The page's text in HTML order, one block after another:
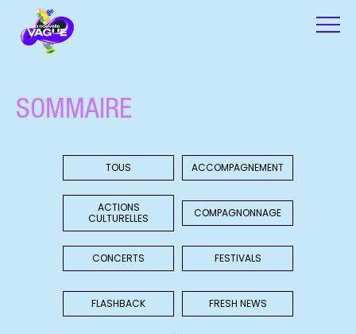
SOMMAIRE
TOUS ACCOMPAGNEMENT
ACTIONS
CULTURELLES
COMPAGNONNAGE
CONCERTS FESTIVALS
FLASHBACK FRESH NEWS